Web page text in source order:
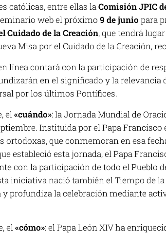
católicas, entre ellas laComisión JPIC
web el próximo 9 de junio para
Cuidado de la Creación, que tendrá
Misa por el Cuidado de la Creación,
línea contará con la participación de
en el significado y la
por los últimos Pontífices.
el«cuándo»: la Jornada Mundial de
Instituida por el Papa
ortodoxas, que conmemoran en esa
estableció esta jornada, el Papa
con la participación de todo el Pueblo
iniciativa nació también el Tiempo de
y profundiza la celebración mediante
el«cómo»: el Papa León XIV ha